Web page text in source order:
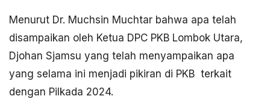
Menurut Dr. Muchsin Muchtar bahwa apa telah
disampaikan oleh Ketua DPC PKB Lombok Utara,
Djohan Sjamsu yang telah menyampaikan apa
yang selama ini menjadi pikiran di PKB terkait
dengan Pilkada 2024.